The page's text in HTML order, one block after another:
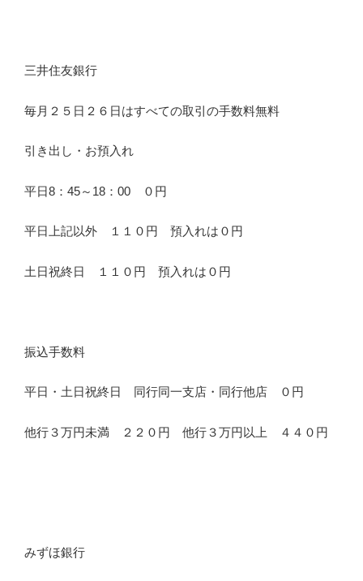
三井住友銀行
毎月２５日２６日はすべての取引の手数料無料
引き出し・お預入れ
平日8：45～18：00 ０円
平日上記以外 １１０円 預入れは０円
土日祝終日 １１０円 預入れは０円
振込手数料
平日・土日祝終日 同行同一支店・同行他店 ０円
他行３万円未満 ２２０円 他行３万円以上 ４４０円
みずほ銀行